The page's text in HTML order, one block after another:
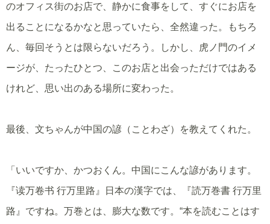
のオフィス街のお店で、静かに食事をして、すぐにお店を
出ることになるかなと思っていたら、全然違った。もちろ
ん、毎回そうとは限らないだろう。しかし、虎ノ門のイメ
ージが、たったひとつ、このお店と出会っただけではある
けれど、思い出のある場所に変わった。
最後、文ちゃんが中国の諺（ことわざ）を教えてくれた。
「いいですか、かつおくん。中国にこんな諺があります。
『读万卷书 行万里路』日本の漢字では、『読万巻書 行万里
路』ですね。万巻とは、膨大な数です。“本を読むことはす